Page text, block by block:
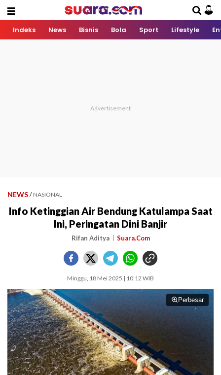
Indeks News Bisnis Bola Sport Lifestyle
NEWS / NASIONAL
Info Ketinggian Air Bendung Katulampa Saat
Ini, Peringatan Dini Banjir
Rifan Aditya Suara.Com
Minggu, 18 Mei 2025 | 10:12 WIB
Perbesar